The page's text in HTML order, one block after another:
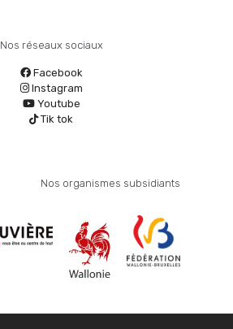
Nos réseaux sociaux
Facebook
Instagram
Youtube
Tik tok
Nos organismes subsidiants